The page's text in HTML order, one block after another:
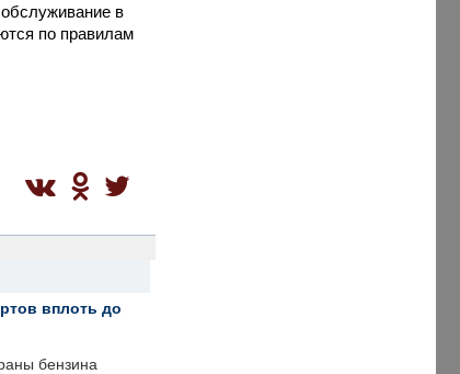
в
по правилам
вплоть до
бензина